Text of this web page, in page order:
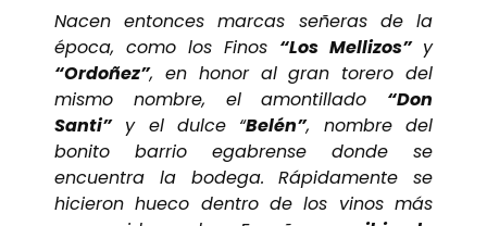
Nacen entonces marcas señeras de la
época, como los Finos “Los Mellizos” y
“Ordoñez”, en honor al gran torero del
mismo nombre, el amontillado “Don
Santi”y el dulce “Belén”, nombre del
bonito barrio egabrense donde se
encuentra la bodega. Rápidamente se
hicieron hueco dentro de los vinos más